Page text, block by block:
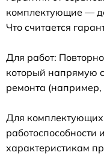
комплектующие —
Что считается
Для работ:
который напрямую
ремонта
Для
работоспособности
характеристикам